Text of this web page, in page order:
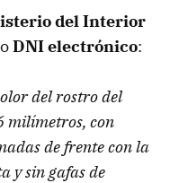
del Interior
DNI electrónico:
del rostro del
milímetros, con
de frente con la
y sin gafas de